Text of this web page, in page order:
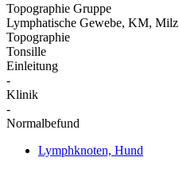
Topographie Gruppe
Lymphatische Gewebe, KM, Milz
Topographie
Tonsille
Einleitung
-
Klinik
-
Normalbefund
Lymphknoten, Hund